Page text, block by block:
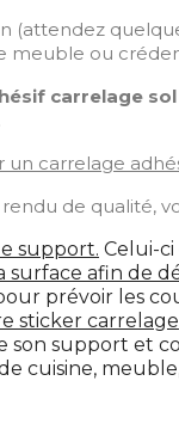
(attendez
meuble ou
carrelage sol
carrelage
de qualité,
support. Celui-ci
surface afin de
prévoir les
sticker carrelage
son support et
cuisine,